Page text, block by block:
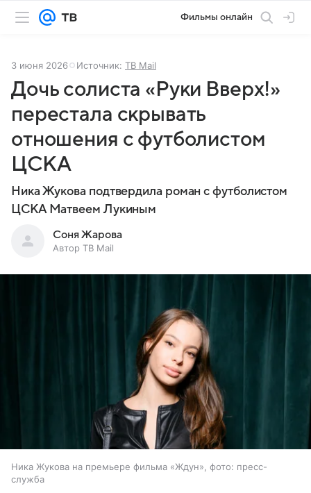
Фильмы онлайн
3 июня 2026 Источник: ТВ Mail
Дочь солиста «Руки Вверх!»
перестала скрывать
отношения с футболистом
ЦСКА
Ника Жукова подтвердила роман с футболистом
ЦСКА Матвеем Лукиным
Соня Жарова
Автор ТВ Mail
Ника Жукова на премьере фильма «Ждун», фото: пресс-
служба